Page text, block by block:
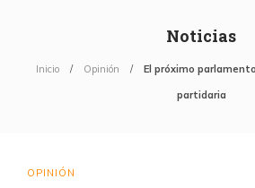
Noticias
Inicio Opinión El próximo
partidaria
OPINIÓN